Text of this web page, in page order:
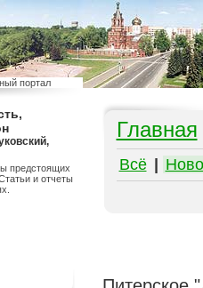
портал
предстоящих
и отчеты
Главная
Всё